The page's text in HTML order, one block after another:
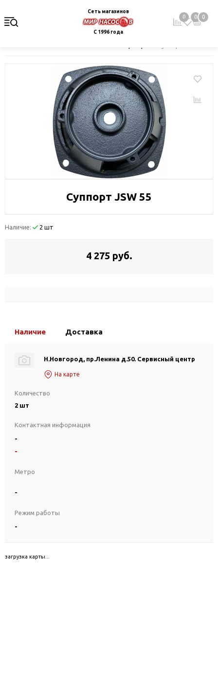
Сеть магазинов
С 1996 года
0 0 0
Суппорт JSW 55
Наличие: 2 шт
4 275 руб.
Наличие Доставка
Н.Новгород, пр.Ленина д.50. Сервисный центр
На карте
Количество
2 шт
Метро
-
Контактная информация
-
-
Режим работы
-
загрузка карты...